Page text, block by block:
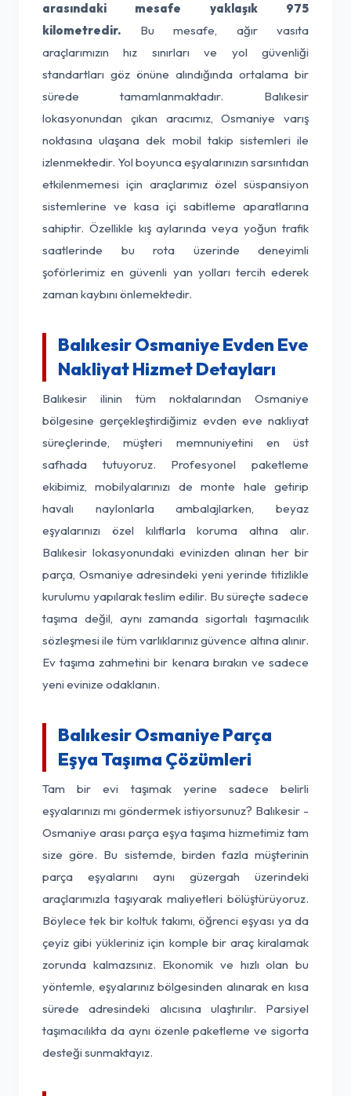
arasındaki mesafe yaklaşık 975
kilometredir. Bu mesafe, ağır vasıta
araçlarımızın hız sınırları ve yol güvenliği
standartları göz önüne alındığında ortalama bir
sürede tamamlanmaktadır. Balıkesir
lokasyonundan çıkan aracımız, Osmaniye varış
noktasına ulaşana dek mobil takip sistemleri ile
izlenmektedir. Yol boyunca eşyalarınızın sarsıntıdan
etkilenmemesi için araçlarımız özel süspansiyon
sistemlerine ve kasa içi sabitleme aparatlarına
sahiptir. Özellikle kış aylarında veya yoğun trafik
saatlerinde bu rota üzerinde deneyimli
şoförlerimiz en güvenli yan yolları tercih ederek
zaman kaybını önlemektedir.
Balıkesir Osmaniye Evden Eve
Nakliyat Hizmet Detayları
Balıkesir ilinin tüm noktalarından Osmaniye
bölgesine gerçekleştirdiğimiz evden eve nakliyat
süreçlerinde, müşteri memnuniyetini en üst
safhada tutuyoruz. Profesyonel paketleme
ekibimiz, mobilyalarınızı de monte hale getirip
havalı naylonlarla ambalajlarken, beyaz
eşyalarınızı özel kılıflarla koruma altına alır.
Balıkesir lokasyonundaki evinizden alınan her bir
parça, Osmaniye adresindeki yeni yerinde titizlikle
kurulumu yapılarak teslim edilir. Bu süreçte sadece
taşıma değil, aynı zamanda sigortalı taşımacılık
sözleşmesi ile tüm varlıklarınız güvence altına alınır.
Ev taşıma zahmetini bir kenara bırakın ve sadece
yeni evinize odaklanın.
Balıkesir Osmaniye Parça
Eşya Taşıma Çözümleri
Tam bir evi taşımak yerine sadece belirli
eşyalarınızı mı göndermek istiyorsunuz? Balıkesir -
Osmaniye arası parça eşya taşıma hizmetimiz tam
size göre. Bu sistemde, birden fazla müşterinin
parça eşyalarını aynı güzergah üzerindeki
araçlarımızla taşıyarak maliyetleri bölüştürüyoruz.
Böylece tek bir koltuk takımı, öğrenci eşyası ya da
çeyiz gibi yükleriniz için komple bir araç kiralamak
zorunda kalmazsınız. Ekonomik ve hızlı olan bu
yöntemle, eşyalarınız bölgesinden alınarak en kısa
sürede adresindeki alıcısına ulaştırılır. Parsiyel
taşımacılıkta da aynı özenle paketleme ve sigorta
desteği sunmaktayız.